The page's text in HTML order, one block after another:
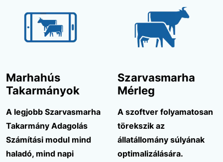
Marhahús
Takarmányok
A legjobb Szarvasmarha
Takarmány Adagolás
Számítási modul mind
haladó, mind napi
Szarvasmarha
Mérleg
A szoftver folyamatosan
törekszik az
állatállomány súlyának
optimalizálására.